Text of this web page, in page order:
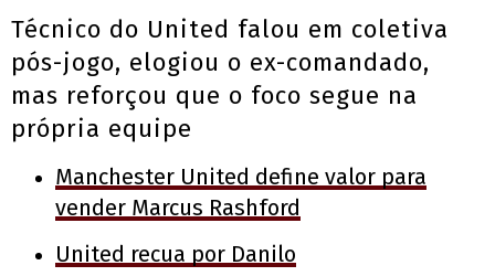
Técnico do United falou em coletiva
pós-jogo, elogiou o ex-comandado,
mas reforçou que o foco segue na
própria equipe
Manchester United define valor para
vender Marcus Rashford
United recua por Danilo